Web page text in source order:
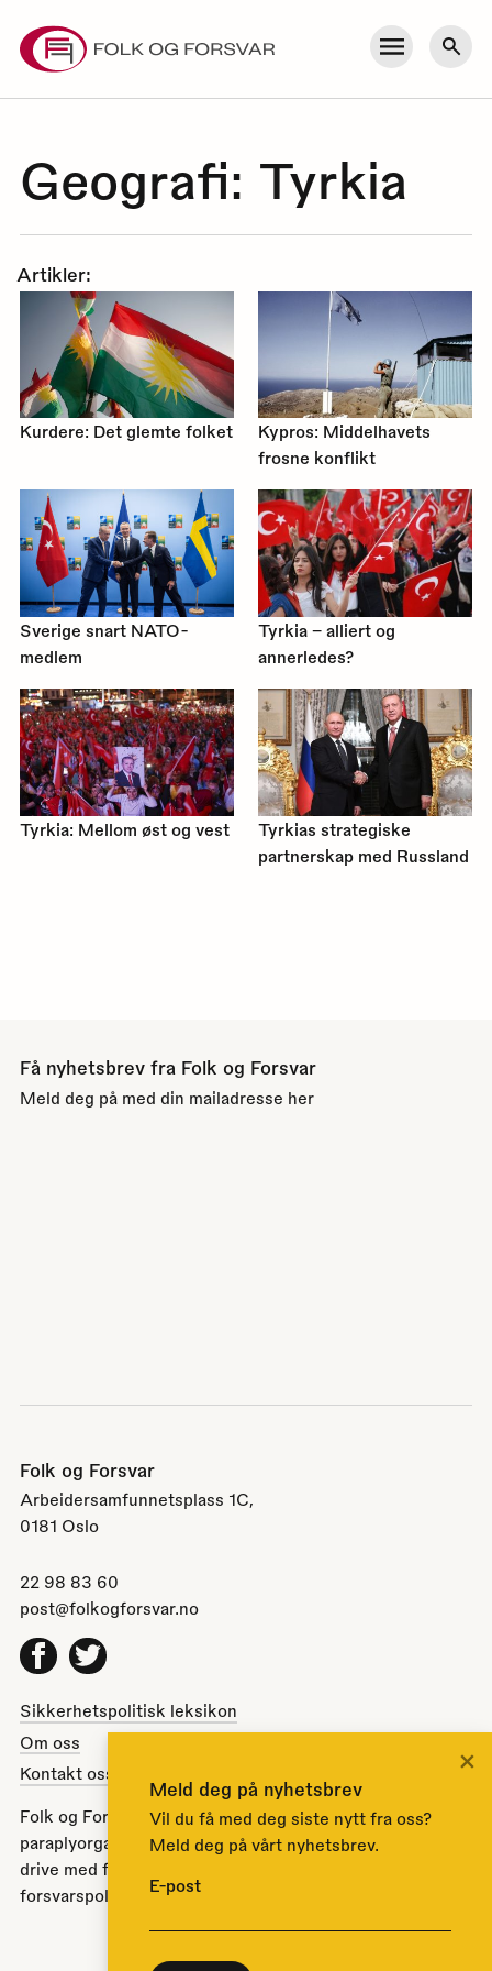
content
Meny Søk
Geografi: Tyrkia
Artikler:
Kurdere: Det glemte folket
Kypros: Middelhavets
frosne konflikt
Sverige snart NATO-
medlem
Tyrkia – alliert og
annerledes?
Tyrkia: Mellom øst og vest
Tyrkias strategiske
partnerskap med Russland
Få nyhetsbrev fra Folk og Forsvar
Meld deg på med din mailadresse her
Folk og Forsvar
Arbeidersamfunnetsplass 1C,
0181 Oslo
22 98 83 60
post@folkogforsvar.no
Facebook
Twitter
Sikkerhetspolitisk leksikon
Om oss
Kontakt oss
Folk og Forsvar er en partipolitisk nøytral
paraplyorganisasjon opprettet av Stortinget i 1951 for å
drive med folkeopplysning om norsk sikkerhets- og
forsvarspolitikk.
Meld deg på nyhetsbrev
Vil du få med deg siste nytt fra oss?
Meld deg på vårt nyhetsbrev.
E-post
×